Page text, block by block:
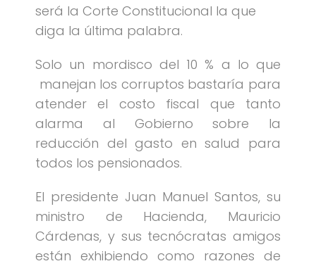
será la Corte Constitucional la que
diga la última palabra.
Solo un mordisco del 10 % a lo que
manejan los corruptos bastaría para
atender el costo fiscal que tanto
alarma al Gobierno sobre la
reducción del gasto en salud para
todos los pensionados.
El presidente Juan Manuel Santos, su
ministro de Hacienda, Mauricio
Cárdenas, y sus tecnócratas amigos
están exhibiendo como razones de